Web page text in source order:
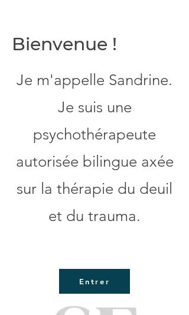
Bienvenue !
Je m'appelle Sandrine.
Je suis une
psychothérapeute
autorisée bilingue axée
sur la thérapie du deuil
et du trauma.
Entrer